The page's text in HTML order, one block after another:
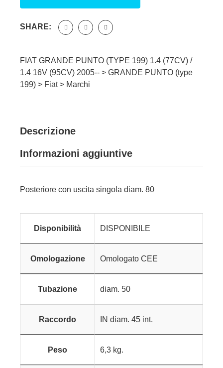
SHARE:
FIAT GRANDE PUNTO (TYPE 199) 1.4 (77CV) /
1.4 16V (95CV) 2005-- > GRANDE PUNTO (type
199) > Fiat> Marchi
Descrizione
Informazioni aggiuntive
Posteriore con uscita singola diam. 80
Disponibilità DISPONIBILE
Omologazione Omologato CEE
Tubazione diam. 50
Raccordo IN diam. 45 int.
Peso 6,3 kg.